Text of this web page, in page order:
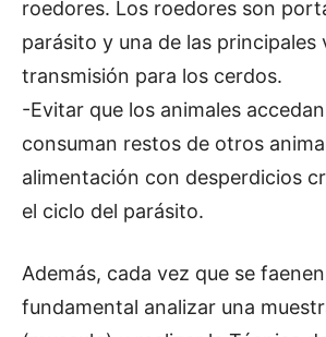
roedores. Los roedores son
parásito y una de las principales
transmisión para los cerdos.
-Evitar que los animales
consuman restos de otros
alimentación con desperdicios
el ciclo del parásito.
Además, cada vez que se
fundamental analizar una